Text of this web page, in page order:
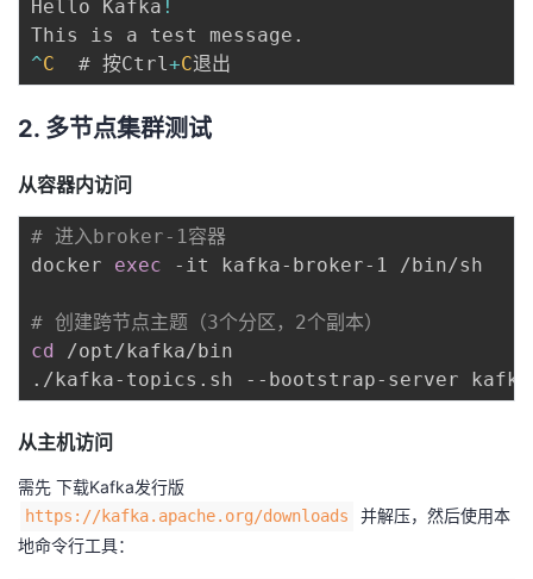
Hello Kafka !
This is a test message .
^C
  # 按Ctrl
+C
2. 多节点集群测试
从容器内访问
# 进入broker-1容器
docker exec -it kafka-broker-1 /bin/sh
# 创建跨节点主题（3个分区，2个副本）
cd
/opt/kafka/bin
./kafka-topics.sh --bootstrap-server
从主机访问
需先 下载Kafka发行版
https://kafka.apache.org/downloads
并解压，然后使用本
地命令行工具：